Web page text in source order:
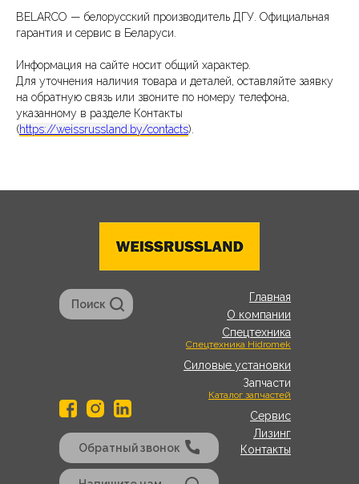
BELARCO — белорусский производитель ДГУ. Официальная
гарантия и сервис в Беларуси.
Информация на сайте носит общий характер.
Для уточнения наличия товара и деталей, оставляйте заявку
на обратную связь или звоните по номеру телефона,
указанному в разделе Контакты
(https://weissrussland.by/contacts).
Главная
О компании
Спецтехника
Силовые установки
Запчасти
Сервис
Лизинг
Контакты
Поиск
Обратный звонок
Каталог запчастей
Спецтехника Hidromek